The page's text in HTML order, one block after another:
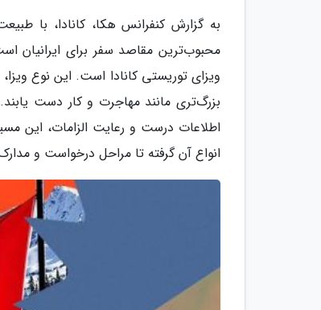
به گزارش کنفرانس هکا، کانادا، با
محبوب‌ترین مقاصد سفر برای ایرانیان
ویزای توریستی کانادا است. این نوع ویزا،
بزرگ‌تری مانند مهاجرت و کار دست
اطلاعات درست و رعایت الزامات، این
انواع آن گرفته تا مراحل درخواست و